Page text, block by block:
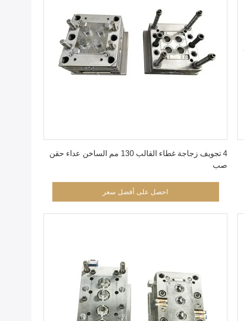
4 تجويف زجاجة غطاء القالب 130 مم الساخن عداء حقن
صب
احصل على أفضل سعر